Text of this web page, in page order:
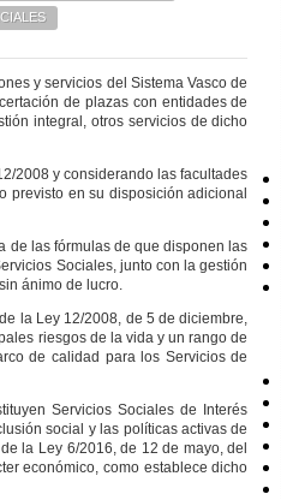
y servicios del Sistema Vasco de
de plazas con entidades de
integral, otros servicios de dicho
2008 y considerando las facultades
previsto en su disposición adicional
de las fórmulas de que disponen las
Sociales, junto con la gestión
ánimo de lucro.
la Ley 12/2008, de 5 de diciembre,
riesgos de la vida y un rango de
de calidad para los Servicios de
Servicios Sociales de Interés
social y las políticas activas de
la Ley 6/2016, de 12 de mayo, del
económico, como establece dicho